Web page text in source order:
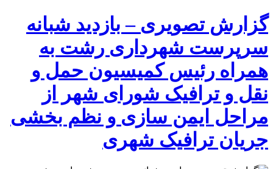
گزارش تصویری – بازدید شبانه
سرپرست شهرداری رشت به
همراه رئیس کمیسیون حمل و
نقل و ترافیک شورای شهر از
مراحل ایمن سازی و نظم بخشی
جریان ترافیک شهری